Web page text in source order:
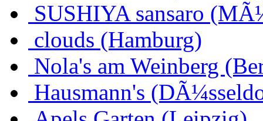
SUSHIYA sansaro
clouds (Hamburg)
Nola's am Weinberg
Hausmann's